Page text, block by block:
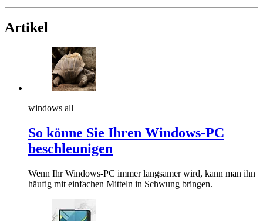
Artikel
windows all
So könne Sie Ihren Windows-PC
beschleunigen
Wenn Ihr Windows-PC immer langsamer wird, kann man ihn
häufig mit einfachen Mitteln in Schwung bringen.